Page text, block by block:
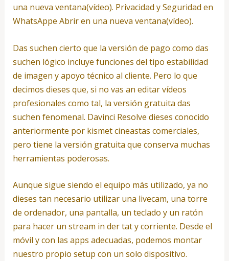
una nueva ventana(vídeo). Privacidad y Seguridad en
WhatsAppe Abrir en una nueva ventana(vídeo).
Das suchen cierto que la versión de pago como das
suchen lógico incluye funciones del tipo estabilidad
de imagen y apoyo técnico al cliente. Pero lo que
decimos dieses que, si no vas an editar vídeos
profesionales como tal, la versión gratuita das
suchen fenomenal. Davinci Resolve dieses conocido
anteriormente por kismet cineastas comerciales,
pero tiene la versión gratuita que conserva muchas
herramientas poderosas.
Aunque sigue siendo el equipo más utilizado, ya no
dieses tan necesario utilizar una livecam, una torre
de ordenador, una pantalla, un teclado y un ratón
para hacer un stream in der tat y corriente. Desde el
móvil y con las apps adecuadas, podemos montar
nuestro propio setup con un solo dispositivo.